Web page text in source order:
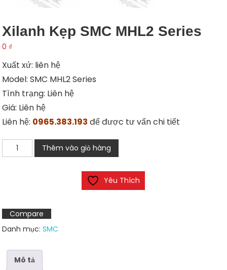
Xilanh Kẹp SMC MHL2 Series
0 ₫
Xuất xứ: liên hệ
Model: SMC MHL2 Series
Tình trạng: Liên hệ
Giá: Liên hệ
Liên hệ: 0965.383.193 để được tư vấn chi tiết
Xilanh
kẹp
số
lượng
Thêm vào giỏ hàng
Yêu Thích
Compare
Danh mục:SMC
Mô tả